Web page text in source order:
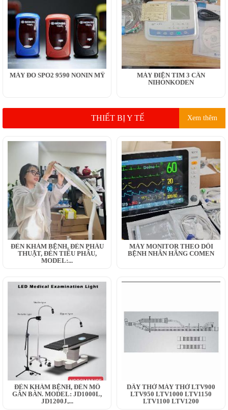
MÁY ĐO SPO2 9590 NONIN MỸ
MÁY ĐIỆN TIM 3 CẦN
NIHONKODEN
THIẾT BỊ Y TẾ Xem thêm
ĐÈN KHÁM BỆNH, ĐÈN PHẪU
THUẬT, ĐÈN TIỂU PHẪU,
MODEL:...
MÁY MONITOR THEO DÕI
BỆNH NHÂN HÃNG COMEN
ĐÈN KHÁM BỆNH, ĐÈN MỔ
GẮN BÀN. MODEL: JD1000L,
JD1200J,...
DÂY THỞ MÁY THỞ LTV900
LTV950 LTV1000 LTV1150
LTV1100 LTV1200